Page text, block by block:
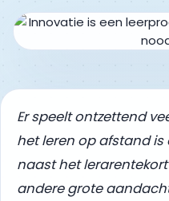
Er speelt ontzettend
het leren op afstand is
naast het
andere grote